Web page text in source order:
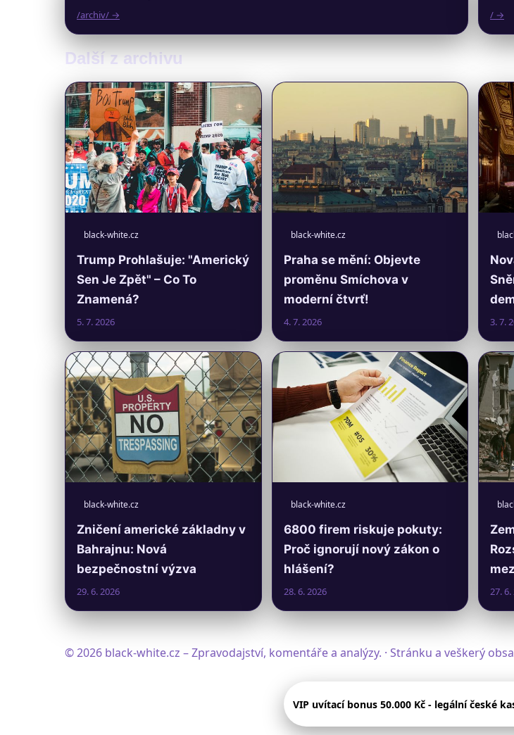
/archiv/ → / →
Další z archivu
black-white.cz
Trump Prohlašuje: "Americký
Sen Je Zpět" – Co To
Znamená?
5. 7. 2026
black-white.cz
Praha se mění: Objevte
proměnu Smíchova v
moderní čtvrť!
4. 7. 2026 3. 7.
black-white.cz
Zničení americké základny v
Bahrajnu: Nová
bezpečnostní výzva
29. 6. 2026
black-white.cz
6800 firem riskuje pokuty:
Proč ignorují nový zákon o
hlášení?
28. 6. 2026 27. 6.
© 2026 black-white.cz – Zpravodajství, komentáře a analýzy. · Stránku a veškerý
VIP uvítací bonus 50.000 Kč - legální české